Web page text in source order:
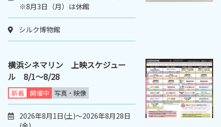
※8月3日（月）は休館
シルク博物館
横浜シネマリン 上映スケジュー
ル 8/1～8/28
新着 開催中 写真・映像
2026年8月1日(土)～2026年8月28日